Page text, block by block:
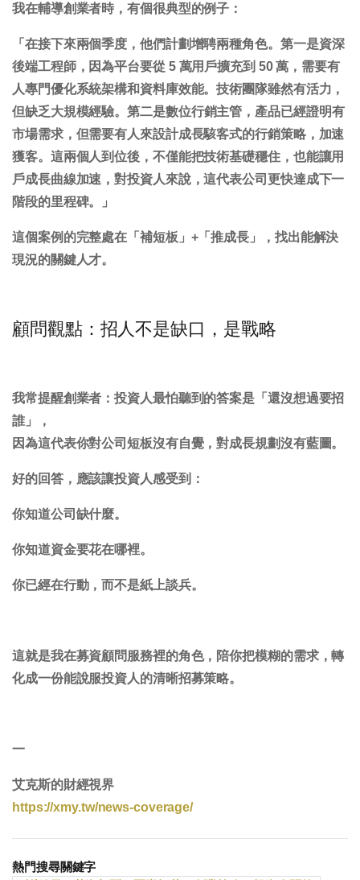
我在輔導創業者時，有個很典型的例子：
「在接下來兩個季度，他們計劃增聘兩種角色。第一是資深
後端工程師，因為平台要從 5 萬用戶擴充到 50 萬，需要有
人專門優化系統架構和資料庫效能。技術團隊雖然有活力，
但缺乏大規模經驗。第二是數位行銷主管 ，產品已經證明有
市場需求，但需要有人來設計成長駭客式的行銷策略，加速
獲客。這兩個人到位後，不僅能把技術基礎穩住，也能讓用
戶成長曲線加速，對投資人來說，這代表公司更快達成下一
階段的里程碑。」
這個案例的完整處在「補短板」+「推成長」，找出能解決
現況的關鍵人才。
顧問觀點：招人不是缺口，是戰略
我常提醒創業者：投資人最怕聽到的答案是「還沒想過要招
誰」，
因為這代表你對公司短板沒有自覺，對成長規劃沒有藍圖。
好的回答，應該讓投資人感受到：
你知道公司缺什麼。
你知道資金要花在哪裡。
你已經在行動，而不是紙上談兵。
這就是我在募資顧問服務裡的角色，陪你把模糊的需求，轉
化成一份能說服投資人的清晰招募策略。
一
艾克斯的財經視界
https://xmy.tw/news-coverage/
熱門搜尋關鍵字